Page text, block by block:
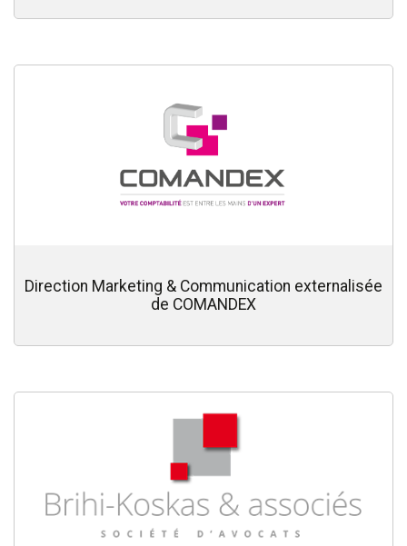
Direction Marketing & Communication externalisée
de COMANDEX